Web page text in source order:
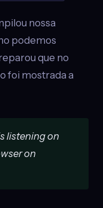
nossa
podemos
que no
foi mostrada a
listening on
on